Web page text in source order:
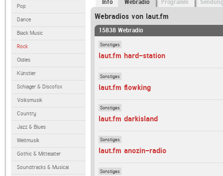
Pop
Dance
Black Music
Rock
Oldies
Künstler
Schlager & Discofox
Volksmusik
Country
Jazz & Blues
Weltmusik
Gothic & Mittelalter
Soundtracks & Musical
Info Webradio Programm
Webradios von laut.fm
15838 Webradio
Sonstiges
laut.fm hard-station
Sonstiges
laut.fm flowking
Sonstiges
laut.fm darkisland
Sonstiges
laut.fm anozin-radio
Sonstiges